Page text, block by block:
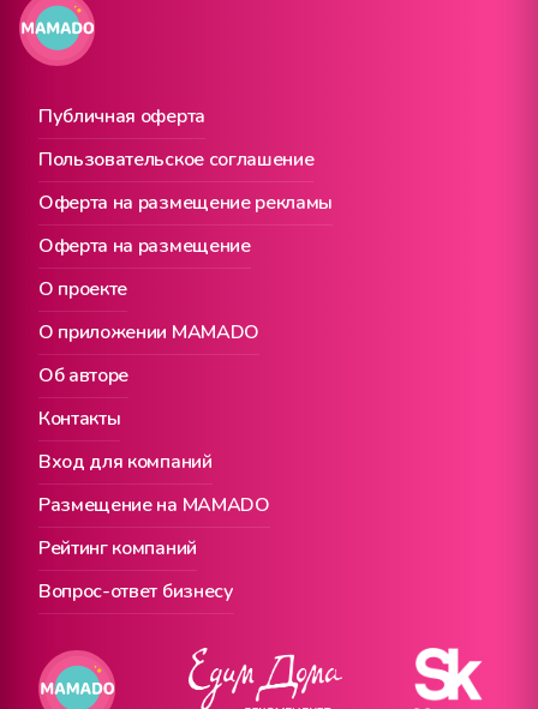
Публичная оферта
О проекте
Вход для компаний
Пользовательское соглашение
О приложении MAMADO
Размещение на MAMADO
Оферта на размещение рекламы
Об авторе
Рейтинг компаний
Оферта на размещение
Контакты
Вопрос-ответ бизнесу